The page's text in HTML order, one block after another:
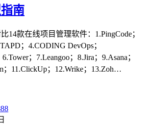
南
14款在线项目管理软件：1.PingCode；
；4.CODING DevOps；
；7.Leangoo；8.Jira；9.Asana；
；11.ClickUp；12.Wrike；13.Zoh…